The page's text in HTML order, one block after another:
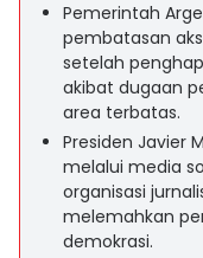
Pemerintah
pembatasan
setelah
akibat dugaan
area terbatas.
Presiden Javier
melalui media
organisasi
melemahkan
demokrasi.